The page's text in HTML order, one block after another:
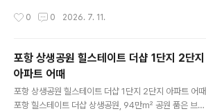
을 보여주고 있습니다. 특히 구축 아파트 전셋값 상승세는
대비 13.08% 오른 168.49달러에 마감하며 국내 본주보
이는 미국 현지 투자자들의 높은 수요와 두 시장 간 거래 시
간 차이, 예탁증서 구조적 전환 절차 등이 복합적으로 작용
한 결과로 해석됩니다. 미국 증권 시장에서 거래되는 SK하
이닉스 ADR 1주는 국내 보통주 0.1주에 해당합니다. 환율
(10일 원·달러 1499.15원)을 적용해 ADR 종가를 국내 본
0 0 2026. 7. 11.
포항 상생공원 힐스테이트 더샵 1단지 2단지
아파트 어때
포항 상생공원 힐스테이트 더샵 1단지 2단지 아파트 어때
포항 힐스테이트 더샵 상생공원, 94만㎡ 공원 품은 브랜